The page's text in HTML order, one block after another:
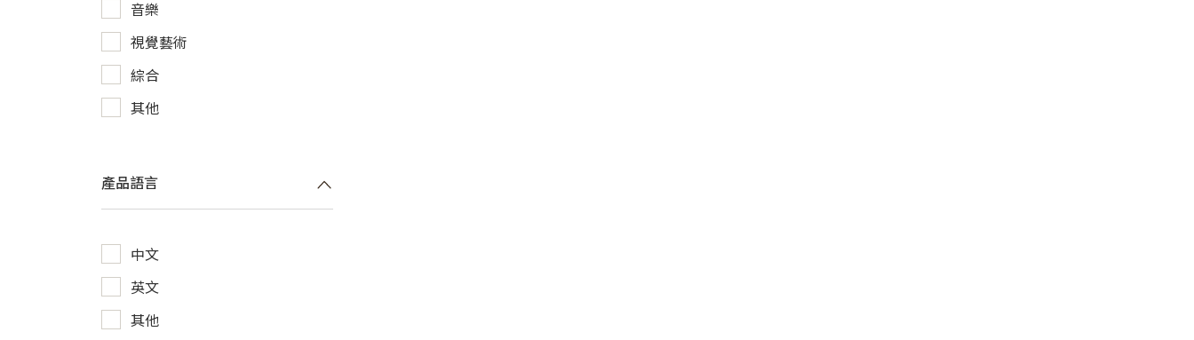
音樂
視覺藝術
綜合
其他
產品語言
中文
英文
其他